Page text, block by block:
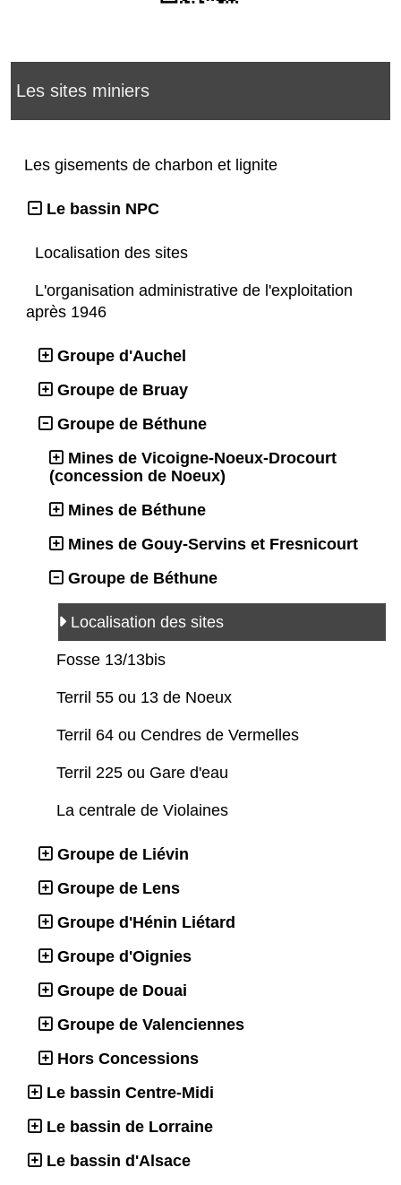
Les sites miniers
Les gisements de charbon et lignite
Le bassin NPC
Localisation des sites
L'organisation administrative de l'exploitation
après 1946
Groupe d'Auchel
Groupe de Bruay
Groupe de Béthune
Mines de Vicoigne-Noeux-Drocourt
(concession de Noeux)
Mines de Béthune
Mines de Gouy-Servins et Fresnicourt
Groupe de Béthune
Localisation des sites
Fosse 13/13bis
Terril 55 ou 13 de Noeux
Terril 64 ou Cendres de Vermelles
Terril 225 ou Gare d'eau
La centrale de Violaines
Groupe de Liévin
Groupe de Lens
Groupe d'Hénin Liétard
Groupe d'Oignies
Groupe de Douai
Groupe de Valenciennes
Hors Concessions
Le bassin Centre-Midi
Le bassin de Lorraine
Le bassin d'Alsace